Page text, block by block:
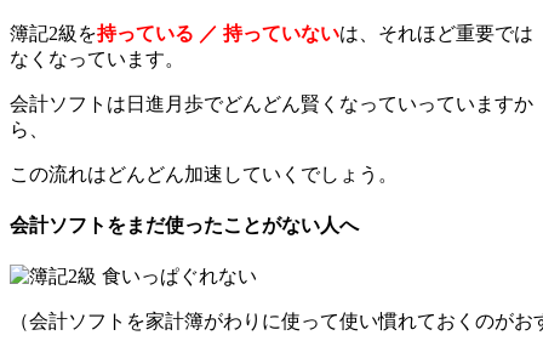
簿記2級を持っている ／ 持っていないは、それほど重要では
なくなっています。
会計ソフトは日進月歩でどんどん賢くなっていっていますか
ら、
この流れはどんどん加速していくでしょう。
会計ソフトをまだ使ったことがない人へ
（会計ソフトを家計簿がわりに使って使い慣れておくのがお